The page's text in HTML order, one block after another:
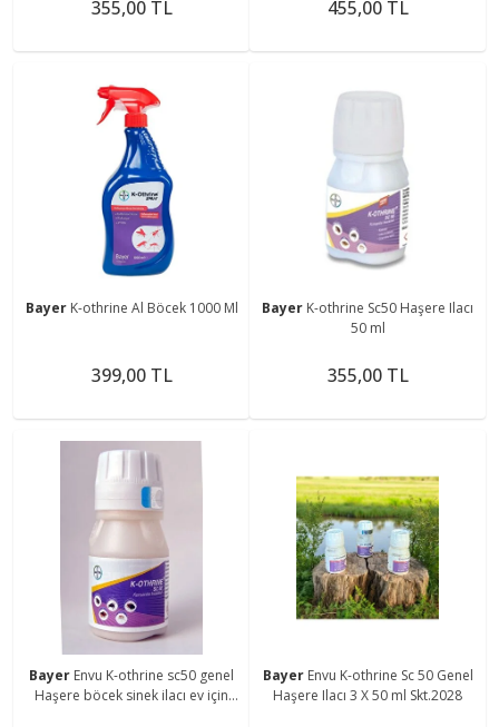
355,00 TL 455,00 TL
Bayer K-othrine Al Böcek 1000 Ml
399,00 TL
Bayer K-othrine Sc50 Haşere Ilacı
50 ml
355,00 TL
Bayer Envu K-othrine sc50 genel
Haşere böcek sinek ilacı ev için
Bayer Envu K-othrine Sc 50 Genel
Haşere Ilacı 3 X 50 ml Skt.2028